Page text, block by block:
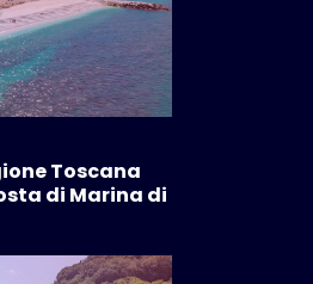
Toscana
di Marina di